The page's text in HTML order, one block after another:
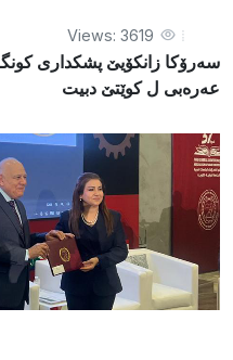
Views: 3619
عەرەبی ل کوێتێ دبیت